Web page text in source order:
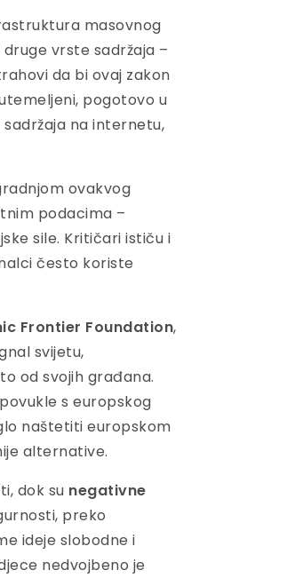
masovnog
vrste sadržaja –
da bi ovaj zakon
pogotovo u
na internetu,
ovakvog
podacima –
sile. Kritičari ističu i
često koriste
Frontier Foundation,
svijetu,
od svojih građana.
s europskog
naštetiti europskom
alternative.
dok su negativne
preko
ideje slobodne i
nedvojbeno je